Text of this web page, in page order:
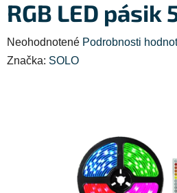
RGB LED pásik
Priemerné
hodnotenie
Neohodnotené Podrobnosti
Značka: SOLO